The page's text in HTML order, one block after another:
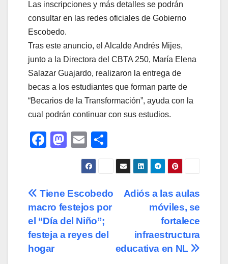
Las inscripciones y más detalles se podrán
consultar en las redes oficiales de Gobierno
Escobedo.
Tras este anuncio, el Alcalde Andrés Mijes,
junto a la Directora del CBTA 250, María Elena
Salazar Guajardo, realizaron la entrega de
becas a los estudiantes que forman parte de
“Becarios de la Transformación”, ayuda con la
cual podrán continuar con sus estudios.
F
e
b
o
o
k
M
o
d
o
n
E
m
ail
o
m
p
ar
Navegación
de
entradas
Adiós a las aulas
móviles, se
fortalece
infraestructura
educativa en NL
Tiene Escobedo
macro festejos por
el “Día del Niño”;
festeja a reyes del
hogar